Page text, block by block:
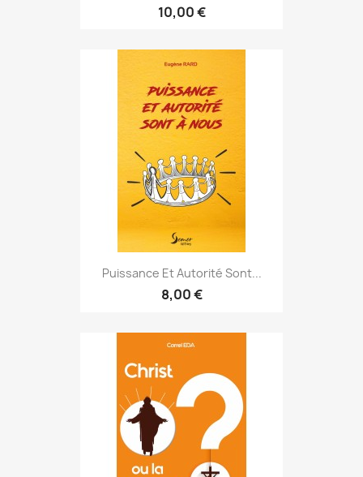
10,00 €
Puissance Et Autorité Sont...
8,00 €